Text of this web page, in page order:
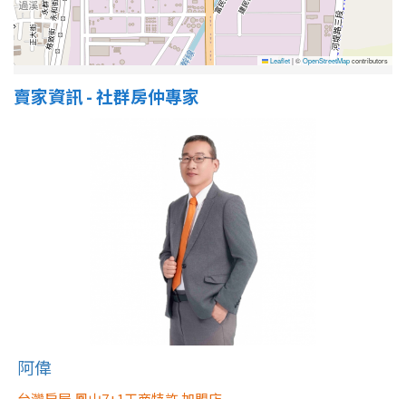
4房 5房以上
屋齡
10-20 年
30-40 年
售價
Leaflet|©OpenStreetMapcontributors
賣家資訊 - 社群房仲專家
阿偉